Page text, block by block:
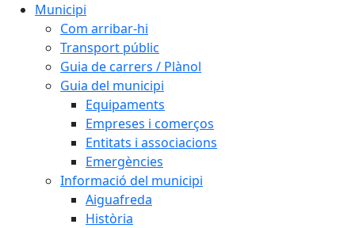
Municipi
Com arribar-hi
Transport públic
Guia de carrers / Plànol
Guia del municipi
Equipaments
Empreses i comerços
Entitats i associacions
Emergències
Informació del municipi
Aiguafreda
Història